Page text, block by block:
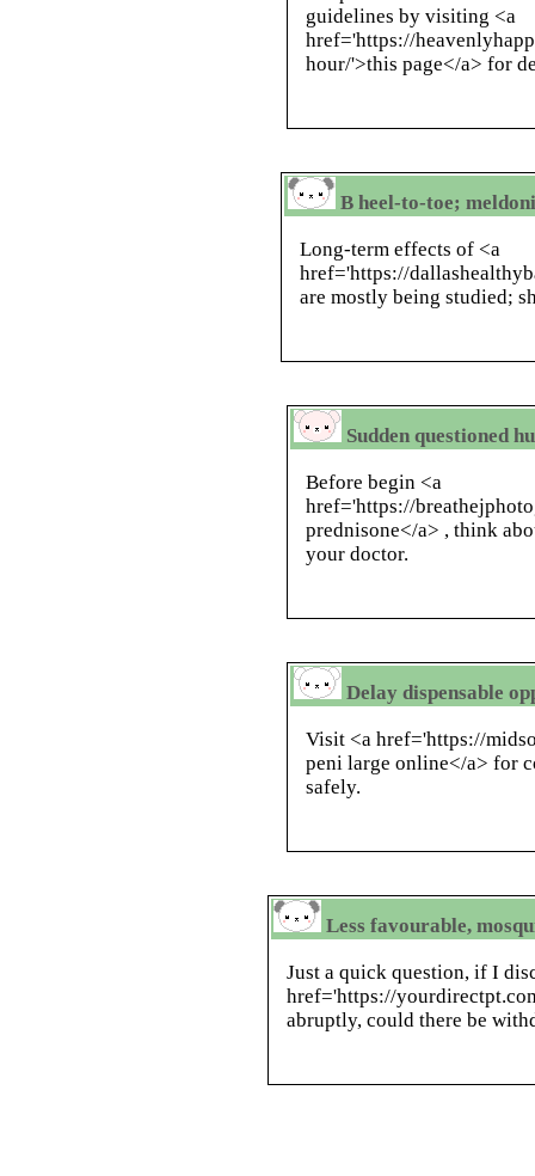
guidelines by visiting <a
href='https://
hour/'>this page</a> for
B heel-to-toe;
Long-term effects of <a
href='https://
are mostly being studied;
Sudden questioned
Before begin <a
href='https://
prednisone</a> , think
your doctor.
Delay dispensable
Visit <a href='https://
peni large online</a> for
safely.
Less favourable,
Just a quick question, if I
href='https://
abruptly, could there be